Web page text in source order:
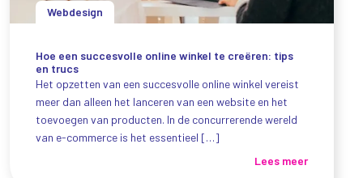
Webdesign
Hoe een succesvolle online winkel te creëren: tips
en trucs
Het opzetten van een succesvolle online winkel vereist
meer dan alleen het lanceren van een website en het
toevoegen van producten. In de concurrerende wereld
van e-commerce is het essentieel […]
Lees meer